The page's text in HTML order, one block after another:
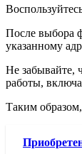
После выбора
указанному
Не забывайте,
работы,
Таким